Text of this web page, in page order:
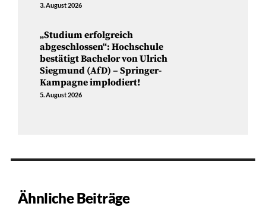
3. August 2026
„Studium erfolgreich
abgeschlossen“: Hochschule
bestätigt Bachelor von Ulrich
Siegmund (AfD) – Springer-
Kampagne implodiert!
5. August 2026
Ähnliche Beiträge